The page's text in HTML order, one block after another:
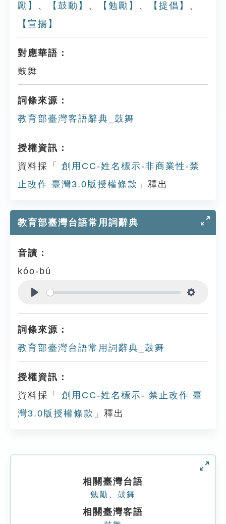
勵】 、 【鼓動】 、 【勉勵】 、 【提倡】 、
【宣揚】
對應華語：
鼓舞
詞條來源：
教育部臺灣客語辭典_鼓舞
授權資訊：
資料採「
創用CC-姓名標示-非商業性-禁
止改作 臺灣3.0版授權條款 」釋出
教育部臺灣台語常用詞辭典
音讀：
kóo-bú
詞條來源：
教育部臺灣台語常用詞辭典_鼓舞
授權資訊：
資料採「
創用CC-姓名標示- 禁止改作 臺
灣3.0版授權條款 」釋出
相關臺灣台語
勉勵 鼓舞
相關臺灣客語